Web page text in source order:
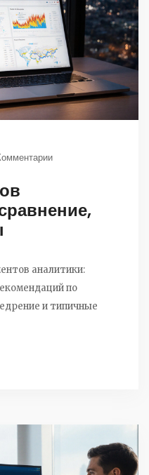
аналитики:
по
и типичные